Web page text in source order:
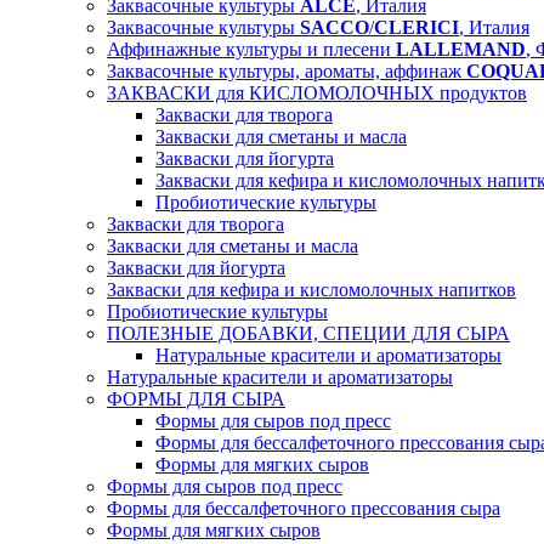
Заквасочные культуры ALCE, Италия
Заквасочные культуры SACCO/CLERICI, Италия
Аффинажные культуры и плесени LALLEMAND,
Заквасочные культуры, ароматы, аффинаж
ЗАКВАСКИ для КИСЛОМОЛОЧНЫХ продуктов
Закваски для творога
Закваски для сметаны и масла
Закваски для йогурта
Закваски для кефира и кисломолочных
Пробиотические культуры
Закваски для творога
Закваски для сметаны и масла
Закваски для йогурта
Закваски для кефира и кисломолочных напитков
Пробиотические культуры
ПОЛЕЗНЫЕ ДОБАВКИ, СПЕЦИИ ДЛЯ СЫРА
Натуральные красители и ароматизаторы
Натуральные красители и ароматизаторы
ФОРМЫ ДЛЯ СЫРА
Формы для сыров под пресс
Формы для бессалфеточного прессования
Формы для мягких сыров
Формы для сыров под пресс
Формы для бессалфеточного прессования сыра
Формы для мягких сыров